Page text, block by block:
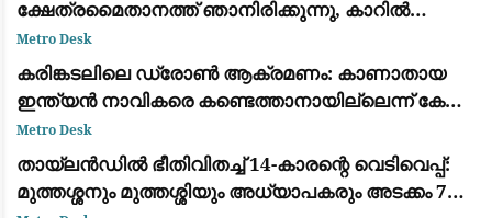
ക്ഷേത്രമൈതാനത്ത് ഞാനിരിക്കുന്നു, കാറിൽ
പാലിയേക്കര ടോൾ പ്ലാസ കടക്കുന്ന ദൃശ്യം
പുറത്ത്: സഹോദരനും ഭാര്യയും കസ്റ്റഡിയിൽ
Metro Desk
കരിങ്കടലിലെ ഡ്രോൺ ആക്രമണം: കാണാതായ
ഇന്ത്യൻ നാവികരെ കണ്ടെത്താനായില്ലെന്ന് കേന്ദ്ര
സർക്കാർ
Metro Desk
തായ്‌ലൻഡിൽ ഭീതിവിതച്ച് 14-കാരന്റെ വെടിവെപ്പ്:
മുത്തശ്ശനും മുത്തശ്ശിയും അധ്യാപകരും അടക്കം 7